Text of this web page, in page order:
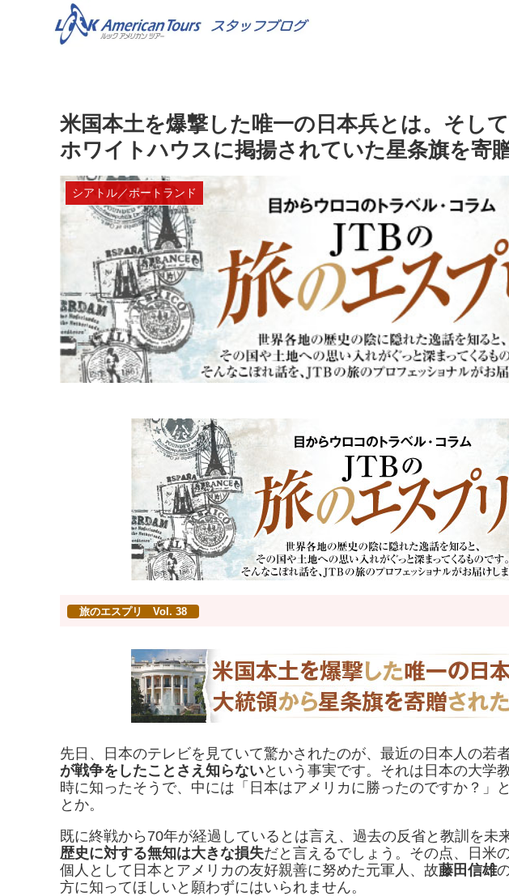
米国本土を爆撃した唯一の日本兵とは。そし
ホワイトハウスに掲揚されていた星条旗を寄
シアトル／ポートランド
旅のエスプリ Vol. 38
先日、日本のテレビを見ていて驚かされたのが、最近の日本人の若
が戦争をしたことさえ知らないという事実です。それは日本の大学
時に知ったそうで、中には「日本はアメリカに勝ったのですか？」
とか。
既に終戦から70年が経過しているとは言え、過去の反省と教訓を未
歴史に対する無知は大きな損失だと言えるでしょう。その点、日米
個人として日本とアメリカの友好親善に努めた元軍人、故藤田信雄
方に知ってほしいと願わずにはいられません。